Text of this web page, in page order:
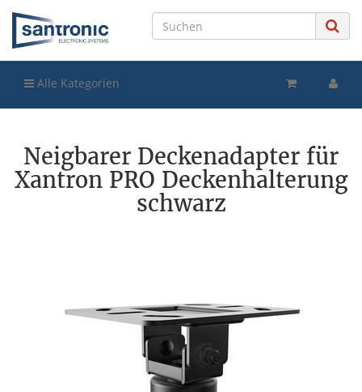
Alle Kategorien
Neigbarer Deckenadapter für
Xantron PRO Deckenhalterung
schwarz